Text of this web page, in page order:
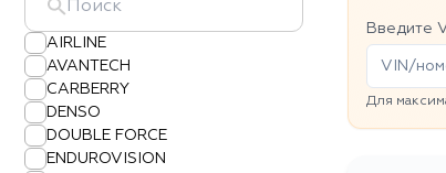
AIRLINE
AVANTECH
CARBERRY
DENSO
DOUBLE FORCE
ENDUROVISION
Введите
Для